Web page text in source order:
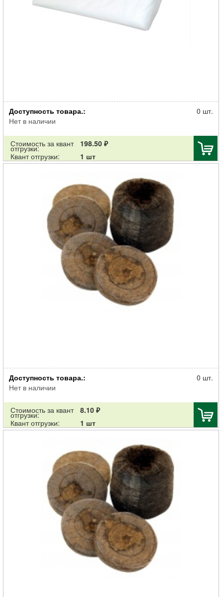
Материал укрывной МегаПласт Спанбонд P-17г/м2 w-3,2м белый
Доступность товара.:
Нет в наличии
0 шт.
Стоимость за квант
отгрузки:
198.50 ₽
Квант отгрузки:
1 шт
Таблетка для рассады Джиффи кокосовая d-35мм
Доступность товара.:
Нет в наличии
0 шт.
Стоимость за квант
отгрузки:
8.10 ₽
Квант отгрузки:
1 шт